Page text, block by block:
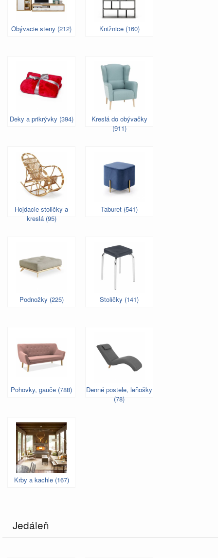
Obývacie steny (212) Knižnice (160)
Deky a prikrývky (394)
Kreslá do obývačky
(911)
Hojdacie stoličky a
kreslá (95)
Taburet (541)
Podnožky (225) Stoličky (141)
Pohovky, gauče (788)
Denné postele, leňošky
(78)
Krby a kachle (167)
Jedáleň